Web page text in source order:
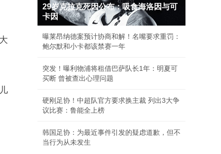
29岁克拉克死因公布：吸食海洛因与可
卡因
曝莱昂纳德案预计协商和解！名嘴要求重罚：
鲍尔默和小卡都该禁赛一年
突发！曝利物浦将租借巴萨队长1年：明夏可
买断 曾被查出心理问题
硬刚足协！中超队官方要求换主裁 列出3大争
议比赛：鲁能全上榜
韩国足协：为最近事件引发的疑虑道歉，但不
当行为从未发生